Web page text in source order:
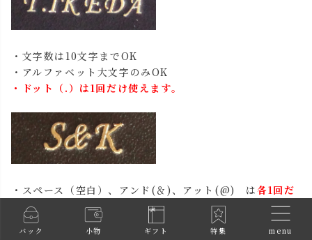
バック 小物 ギフト 特集 menu
・文字数は10文字までOK
・アルファベット大文字のみOK
・ドット（.）は1回だけ使えます。
・スペース（空白）、アンド(＆)、アット(@) は各1回だ
け使えます。